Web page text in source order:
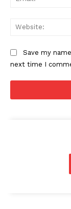
Save my
next time I